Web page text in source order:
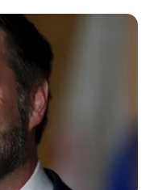
du Tiercé
DE MILAN ce 20